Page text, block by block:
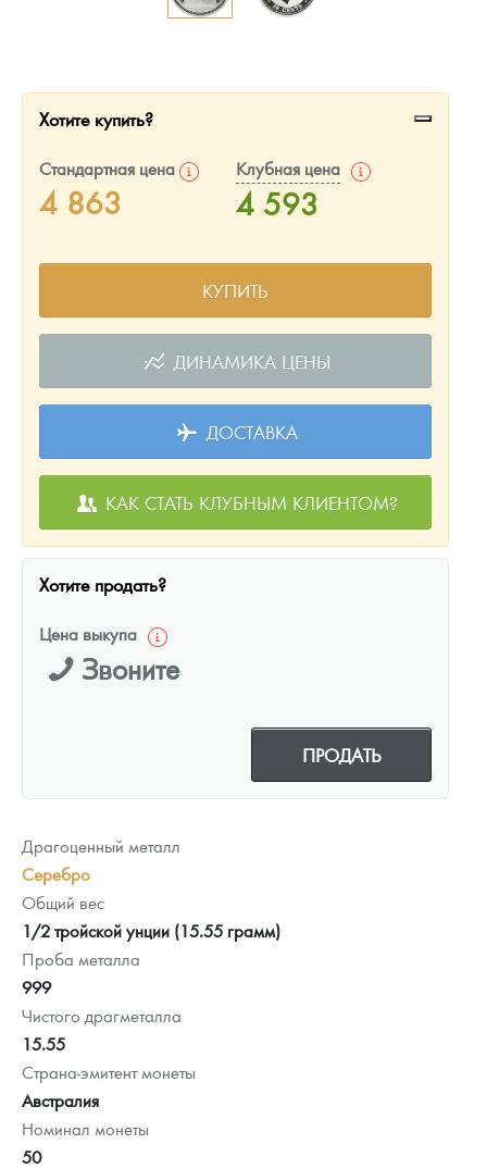
Книги по нумизматике
Хотите купить?
Стандартная цена
4 863
Клубная цена
4 593
КУПИТЬ
ДИНАМИКА ЦЕНЫ
ДОСТАВКА
КАК СТАТЬ КЛУБНЫМ КЛИЕНТОМ?
Хотите продать?
Цена выкупа
Звоните
ПРОДАТЬ
Драгоценный металл
Серебро
Общий вес
1/2 тройской унции (15.55 грамм)
Проба металла
999
Чистого драгметалла
15.55
Страна-эмитент монеты
Австралия
Номинал монеты
50